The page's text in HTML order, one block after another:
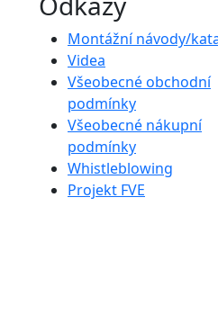
Montážní návody/
Videa
Všeobecné obchodní
podmínky
Všeobecné nákupní
podmínky
Whistleblowing
Projekt FVE